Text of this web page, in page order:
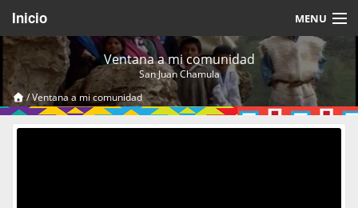
Inicio MENU
Acerca de
Videos Temáticos
Cerrar Sesión
Ventana a mi comunidad
San Juan Chamula
/Ventana a mi comunidad